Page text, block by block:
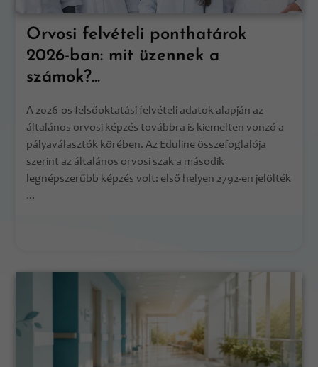
Orvosi felvételi ponthatárok
2026-ban: mit üzennek a
számok?...
A 2026-os felsőoktatási felvételi adatok alapján az
általános orvosi képzés továbbra is kiemelten vonzó a
pályaválasztók körében. Az Eduline összefoglalója
szerint az általános orvosi szak a második
legnépszerűbb képzés volt: első helyen 2792-en jelölték
...